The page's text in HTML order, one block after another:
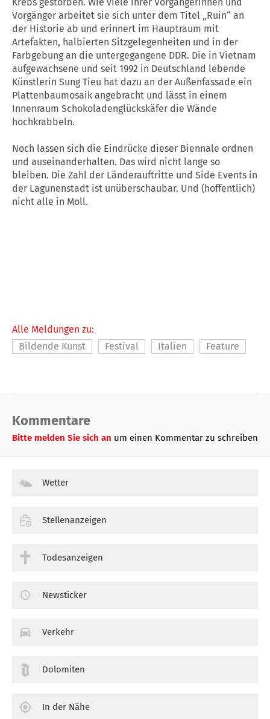
Vorgänger arbeitet sie sich unter dem Titel „Ruin“ an
der Historie ab und erinnert im Hauptraum mit
Artefakten, halbierten Sitzgelegenheiten und in der
Farbgebung an die untergegangene DDR. Die in Vietnam
aufgewachsene und seit 1992 in Deutschland lebende
Künstlerin Sung Tieu hat dazu an der Außenfassade ein
Plattenbaumosaik angebracht und lässt in einem
Innenraum Schokoladenglückskäfer die Wände
hochkrabbeln.
Noch lassen sich die Eindrücke dieser Biennale ordnen
und auseinanderhalten. Das wird nicht lange so
bleiben. Die Zahl der Länderauftritte und Side Events in
der Lagunenstadt ist unüberschaubar. Und (hoffentlich)
nicht alle in Moll.
Alle Meldungen zu:
Bildende Kunst
Festival Italien Feature
Kommentare
Bitte melden Sie sich an um einen Kommentar zu schreiben
Wetter
Stellenanzeigen
Todesanzeigen
Newsticker
Verkehr
Dolomiten
In der Nähe